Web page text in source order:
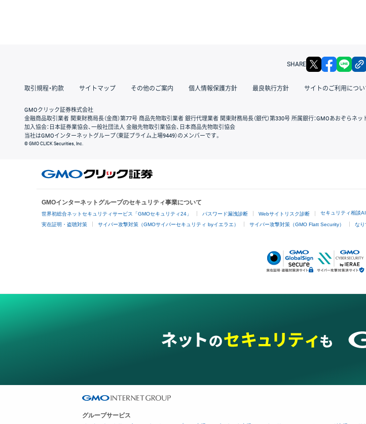
SHARE X
取引規程・約款 サイトマップ その他のご案内 個人情報保護方針 最良執行方針 サイトのご利用につい
GMOクリック証券株式会社
金融商品取引業者 関東財務局長（金商）第77号 商品先物取引業者 銀行代理業者 関東財務局長（銀代）第330号 所属銀行：GMOあおぞらネ
加入協会：日本証券業協会、一般社団法人 金融先物取引業協会、日本商品先物取引協会
当社はGMOインターネットグループ（東証プライム上場9449）のメンバーです。
© GMO CLICK Securities, Inc.
GMOインターネットグループのセキュリティ事業について
世界初総合ネットセキュリティサービス「GMOセキュリティ24」 パスワード漏洩診断 Webサイトリスク診断 セキュリティ相談
実在証明・盗聴対策 サイバー攻撃対策（GMOサイバーセキュリティ byイエラエ） サイバー攻撃対策（GMO Flatt Security） なり
グループサービス